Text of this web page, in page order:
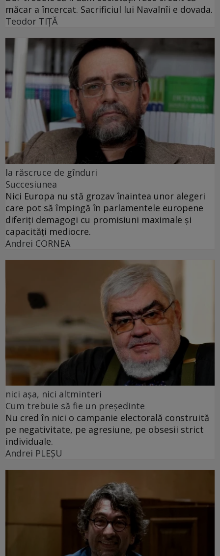
măcar a încercat. Sacrificiul lui Navalnîi e dovada.
Teodor TIŢĂ
la răscruce de gînduri
Succesiunea
Nici Europa nu stă grozav înaintea unor alegeri
care pot să împingă în parlamentele europene
diferiți demagogi cu promisiuni maximale și
capacități mediocre.
Andrei CORNEA
nici așa, nici altminteri
Cum trebuie să fie un președinte
Nu cred în nici o campanie electorală construită
pe negativitate, pe agresiune, pe obsesii strict
individuale.
Andrei PLEŞU